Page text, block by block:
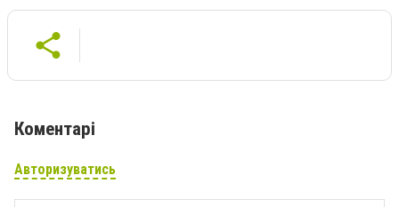
Коментарі
Авторизуватись